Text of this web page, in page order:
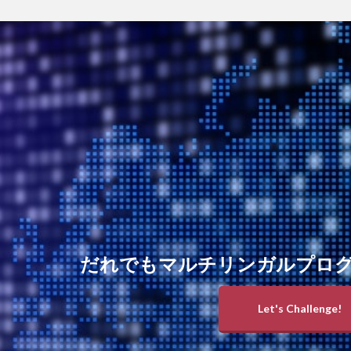
だれでもマルチリンガルプロ
Let's Challenge!